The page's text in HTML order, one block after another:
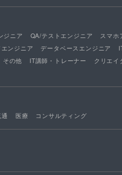
ジニア QA/テストエンジニア スマホ
ンジニア
データベースエンジニア
その他
IT講師・トレーナー クリエイ
医療 コンサルティング